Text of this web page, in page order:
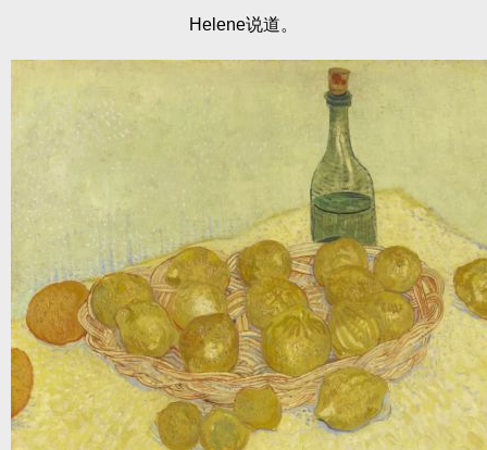
Helene说道。